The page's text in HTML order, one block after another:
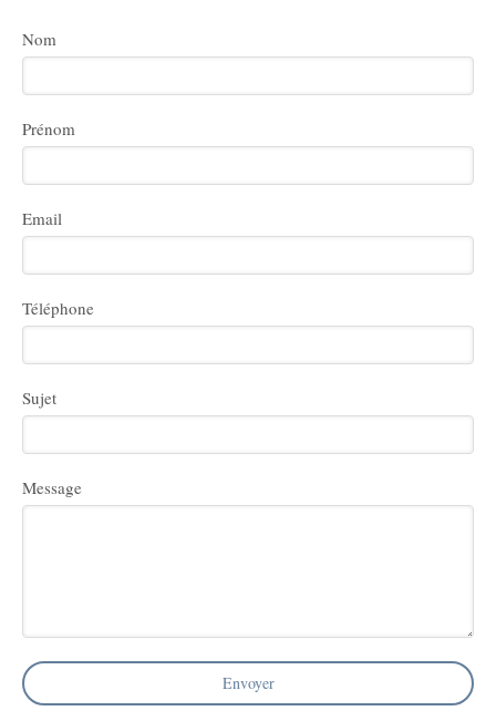
Nom
Prénom
Email
Téléphone
Sujet
Message
Envoyer